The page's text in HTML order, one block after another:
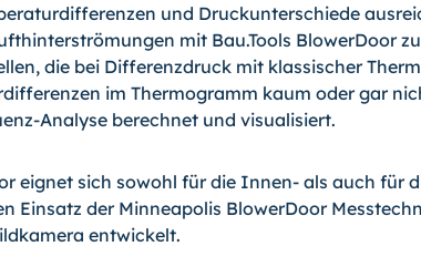
und Druckunterschiede
mit Bau.Tools BlowerDoor
die bei Differenzdruck mit klassischer
im Thermogramm kaum oder gar
Analyse berechnet und visua­lisiert.
eignet sich sowohl für die Innen- als auch für
Einsatz der Minneapolis BlowerDoor
entwickelt.